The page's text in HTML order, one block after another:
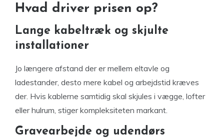
Hvad driver prisen op?
Lange kabeltræk og skjulte
installationer
Jo længere afstand der er mellem eltavle og
ladestander, desto mere kabel og arbejdstid kræves
der. Hvis kablerne samtidig skal skjules i vægge, lofter
eller hulrum, stiger kompleksiteten markant.
Gravearbejde og udendørs